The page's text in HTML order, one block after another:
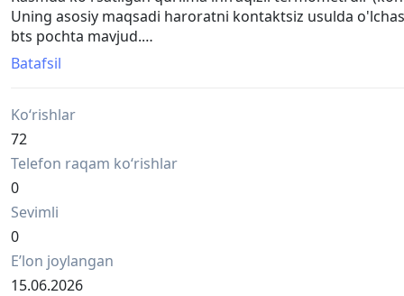
Uning asosiy maqsadi haroratni kontaktsiz usulda
bts pochta mavjud.
-Термометр бесконтактный инфракрасный.
У нас самые низкие цены!
•Оптом 70 тыс.
•Штучно 100 тыс
•Bts pochta mavjud.
•Юнус абаде
998501533959📞+telegram
Batafsil
Ko‘rishlar
72
Telefon raqam ko‘rishlar
0
Sevimli
0
Eʼlon joylangan
15.06.2026